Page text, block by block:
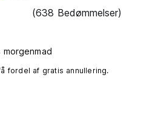
(638 Bedømmelser)
morgenmad‎
fordel af gratis annullering.